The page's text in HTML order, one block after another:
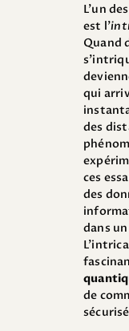
L’un des
est l’
Quand
qui
des
ces
des
dans
de